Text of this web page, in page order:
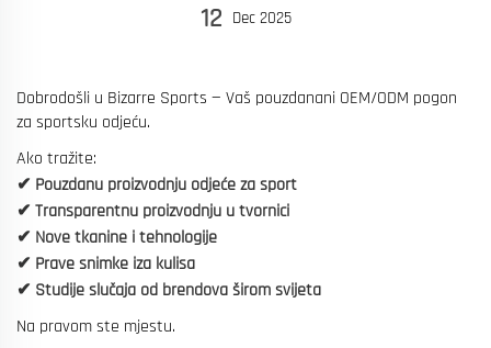
12 Dec 2025
Dobrodošli u Bizarre Sports — Vaš pouzdanani OEM/ODM pogon
za sportsku odjeću.
Ako tražite:
✔ Pouzdanu proizvodnju odjeće za sport
✔ Transparentnu proizvodnju u tvornici
✔ Nove tkanine i tehnologije
✔ Prave snimke iza kulisa
✔ Studije slučaja od brendova širom svijeta
Na pravom ste mjestu.